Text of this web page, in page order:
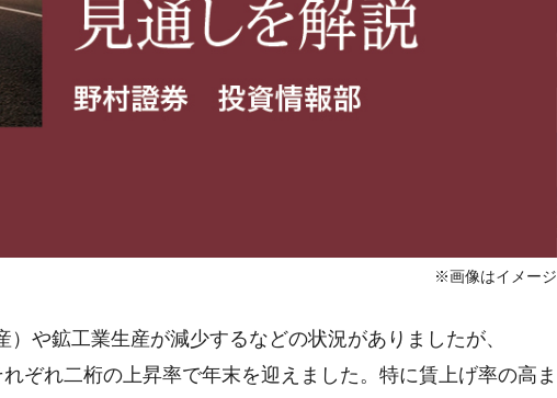
※画像はイメージ
や鉱工業生産が減少するなどの状況がありましたが、
ぞれ二桁の上昇率で年末を迎えました。特に賃上げ率の高ま